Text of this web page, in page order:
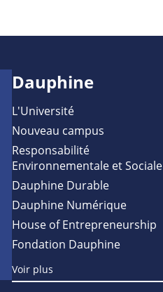
Dauphine
L'Université
Nouveau campus
Responsabilité
Environnementale et Sociale
Dauphine Durable
Dauphine Numérique
House of Entrepreneurship
Fondation Dauphine
Voir plus